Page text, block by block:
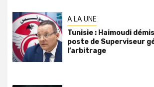
A LA UNE
Tunisie : Haimoudi
poste de Superviseur
l’arbitrage